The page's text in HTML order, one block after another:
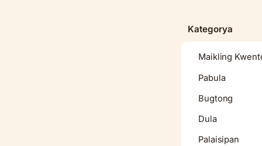
Kategorya
Maikling
Pabula
Bugtong
Dula
Palaisipan